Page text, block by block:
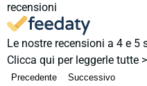
recensioni
Le nostre recensioni a 4 e 5
Clicca qui per leggerle tutte >
Precedente Successivo